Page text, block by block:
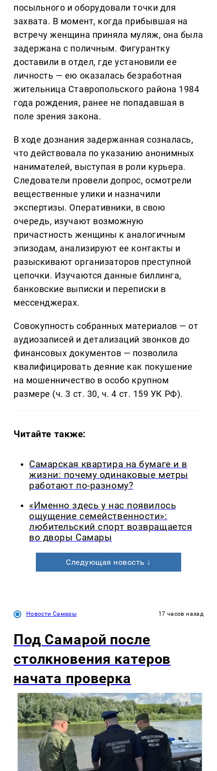
посыльного и оборудовали точки для
захвата. В момент, когда прибывшая на
встречу женщина приняла муляж, она была
задержана с поличным. Фигурантку
доставили в отдел, где установили ее
личность — ею оказалась безработная
жительница Ставропольского района 1984
года рождения, ранее не попадавшая в
поле зрения закона.
В ходе дознания задержанная созналась,
что действовала по указанию анонимных
нанимателей, выступая в роли курьера.
Следователи провели допрос, осмотрели
вещественные улики и назначили
экспертизы. Оперативники, в свою
очередь, изучают возможную
причастность женщины к аналогичным
эпизодам, анализируют ее контакты и
разыскивают организаторов преступной
цепочки. Изучаются данные биллинга,
банковские выписки и переписки в
мессенджерах.
Совокупность собранных материалов — от
аудиозаписей и детализаций звонков до
финансовых документов — позволила
квалифицировать деяние как покушение
на мошенничество в особо крупном
размере (ч. 3 ст. 30, ч. 4 ст. 159 УК РФ).
Читайте также:
Самарская квартира на бумаге и в
жизни: почему одинаковые метры
работают по-разному?
«Именно здесь у нас появилось
ощущение семейственности»:
любительский спорт возвращается
во дворы Самары
Следующая новость ↓
Новости Самары 17 часов назад
Под Самарой после
столкновения катеров
начата проверка